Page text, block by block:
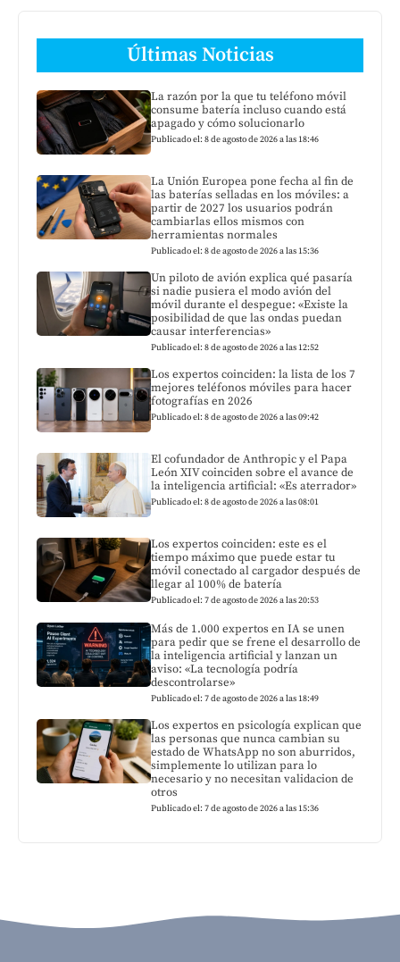
Últimas Noticias
La razón por la que tu teléfono móvil
consume batería incluso cuando está
apagado y cómo solucionarlo
Publicado el: 8 de agosto de 2026 a las 18:46
La Unión Europea pone fecha al fin de
las baterías selladas en los móviles: a
partir de 2027 los usuarios podrán
cambiarlas ellos mismos con
herramientas normales
Publicado el: 8 de agosto de 2026 a las 15:36
Un piloto de avión explica qué pasaría
si nadie pusiera el modo avión del
móvil durante el despegue: «Existe la
posibilidad de que las ondas puedan
causar interferencias»
Publicado el: 8 de agosto de 2026 a las 12:52
Los expertos coinciden: la lista de los 7
mejores teléfonos móviles para hacer
fotografías en 2026
Publicado el: 8 de agosto de 2026 a las 09:42
El cofundador de Anthropic y el Papa
León XIV coinciden sobre el avance de
la inteligencia artificial: «Es aterrador»
Publicado el: 8 de agosto de 2026 a las 08:01
Los expertos coinciden: este es el
tiempo máximo que puede estar tu
móvil conectado al cargador después de
llegar al 100% de batería
Publicado el: 7 de agosto de 2026 a las 20:53
Más de 1.000 expertos en IA se unen
para pedir que se frene el desarrollo de
la inteligencia artificial y lanzan un
aviso: «La tecnología podría
descontrolarse»
Publicado el: 7 de agosto de 2026 a las 18:49
Los expertos en psicología explican que
las personas que nunca cambian su
estado de WhatsApp no son aburridos,
simplemente lo utilizan para lo
necesario y no necesitan validacion de
otros
Publicado el: 7 de agosto de 2026 a las 15:36